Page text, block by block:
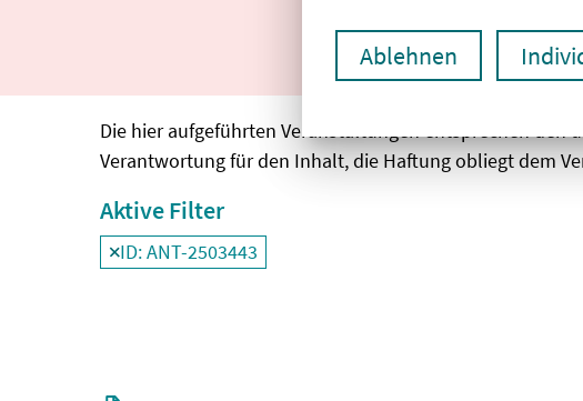
Ablehnen
Die hier aufgeführten Veranstaltungen entsprechen
Verantwortung für den Inhalt, die Haftung obliegt dem
Aktive Filter
Filter
ID: ANT-2503443
deaktivieren und Suchergebnisse neu laden